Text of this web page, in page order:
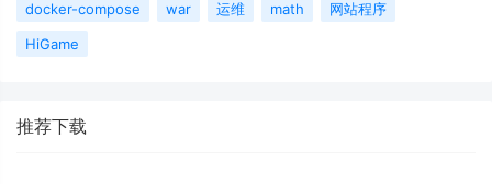
docker-compose
war 运维 math
网站程序
HiGame
推荐下载